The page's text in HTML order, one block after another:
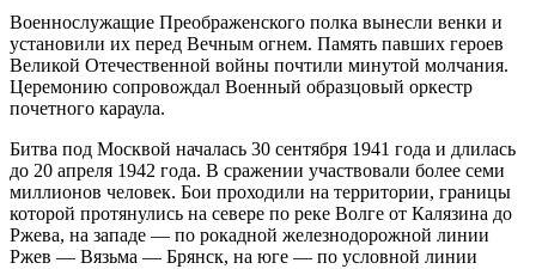
Военнослужащие Преображенского полка вынесли венки и
установили их перед Вечным огнем. Память павших героев
Великой Отечественной войны почтили минутой молчания.
Церемонию сопровождал Военный образцовый оркестр
почетного караула.
Битва под Москвой началась 30 сентября 1941 года и длилась
до 20 апреля 1942 года. В сражении участвовали более семи
миллионов человек. Бои проходили на территории, границы
которой протянулись на севере по реке Волге от Калязина до
Ржева, на западе — по рокадной железнодорожной линии
Ржев — Вязьма — Брянск, на юге — по условной линии